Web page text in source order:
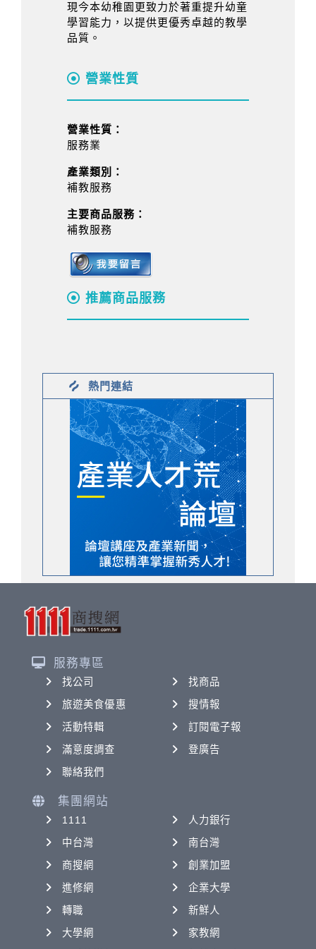
現今本幼稚園更致力於著重提升幼童
學習能力，以提供更優秀卓越的教學
品質。
營業性質
營業性質：
服務業
產業類別：
補教服務
主要商品服務：
補教服務
推薦商品服務
熱門連結
服務專區
找公司
找商品
旅遊美食優惠
搜情報
活動特輯
訂閱電子報
滿意度調查
登廣告
聯絡我們
集團網站
1111
人力銀行
中台灣
南台灣
商搜網
創業加盟
進修網
企業大學
轉職
新鮮人
大學網
家教網